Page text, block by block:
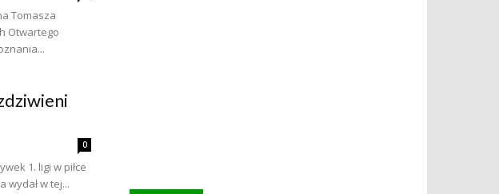
Tomasza
Otwartego
0
1. ligi w piłce
wydał w tej...